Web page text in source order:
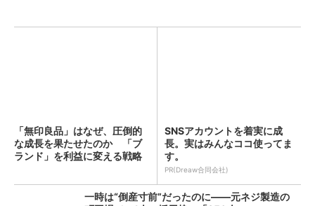
「無印良品」はなぜ、圧倒的
な成長を果たせたのか 「ブ
ランド」を利益に変える戦略
SNSアカウントを着実に成
長。実はみんなココ使ってま
す。
PR(Dreaw合同会社)
一時は“倒産寸前”だったのに――元ネジ製造の